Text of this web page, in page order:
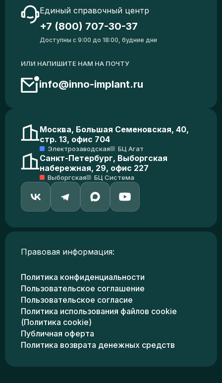
Единый справочный центр
+7 (800) 707-30-37
Доступны с 9:00 до 18:00, будние дни
ИЛИ НАПИШИТЕ НАМ НА ПОЧТУ
info@inno-implant.ru
Москва, Большая Семеновская, 40,
стр. 13, офис 704
Электрозаводская БЦ Агат
Санкт-Петербург, Выборгская
набережная, 29, офис 227
Выборгская БЦ Система
Правовая информация:
Политика конфиденциальности
Пользовательское соглашение
Пользовательское согласие
Политика использования файлов cookie
(Политика cookie)
Публичная оферта
Политика возврата денежных средств